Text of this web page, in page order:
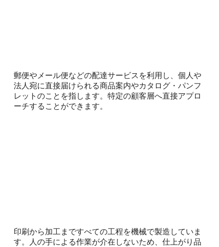
郵便やメール便などの配達サービスを利用し、個人や
法人宛に直接届けられる商品案内やカタログ・パンフ
レットのことを指します。特定の顧客層へ直接アプロ
ーチすることができます。
印刷から加工まですべての工程を機械で製造していま
す。人の手による作業が介在しないため、仕上がり品